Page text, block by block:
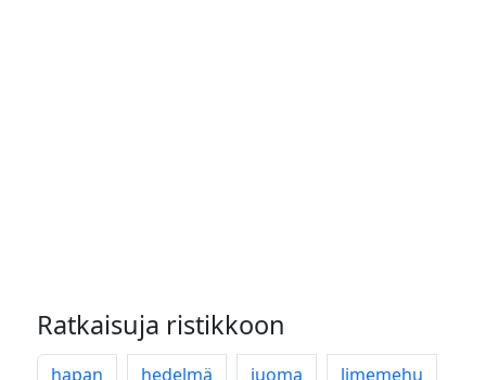
Ratkaisuja ristikkoon
hapan hedelmä juoma
limemehu